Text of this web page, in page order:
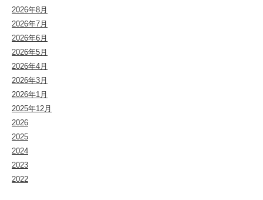
2026年8月
2026年7月
2026年6月
2026年5月
2026年4月
2026年3月
2026年1月
2025年12月
2026
2025
2024
2023
2022